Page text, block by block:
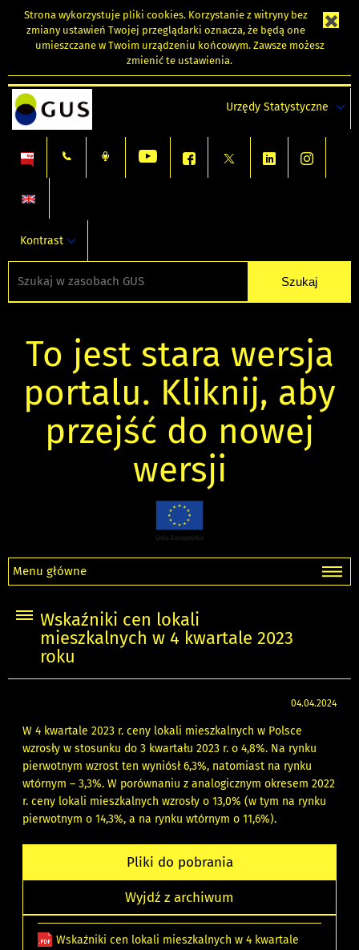
Strona wykorzystuje pliki cookies. Korzystanie z witryny bez
zmiany ustawień Twojej przeglądarki oznacza, że będą one
umieszczane w Twoim urządzeniu końcowym. Zawsze możesz
zmienić te ustawienia.
Urzędy Statystyczne
Kontrast
To jest stara wersja
portalu. Kliknij, aby
przejść do nowej
wersji
Menu główne
Wskaźniki cen lokali
mieszkalnych w 4 kwartale 2023
roku
04.04.2024
W 4 kwartale 2023 r. ceny lokali mieszkalnych w Polsce
wzrosły w stosunku do 3 kwartału 2023 r. o 4,8%. Na rynku
pierwotnym wzrost ten wyniósł 6,3%, natomiast na rynku
wtórnym – 3,3%. W porównaniu z analogicznym okresem 2022
r. ceny lokali mieszkalnych wzrosły o 13,0% (w tym na rynku
pierwotnym o 14,3%, a na rynku wtórnym o 11,6%).
Pliki do pobrania
Wyjdź z archiwum
Wskaźniki cen lokali mieszkalnych w 4 kwartale